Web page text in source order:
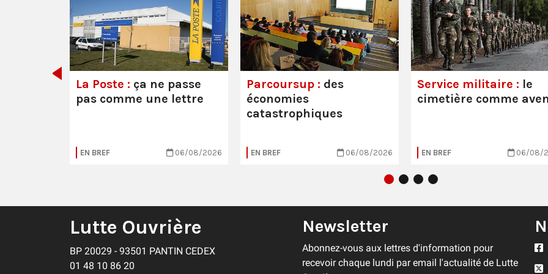
La Poste : ça ne passe
pas comme une lettre
EN BREF 06/08/2026
Parcoursup : des
économies
catastrophiques
EN BREF 06/08/2026
Service militaire : le
cimetière comme
EN BREF 06/08/
Lutte Ouvrière
BP 20029 - 93501 PANTIN CEDEX
01 48 10 86 20
Newsletter
Abonnez-vous aux lettres d'information pour
recevoir chaque lundi par email l'actualité de Lutte